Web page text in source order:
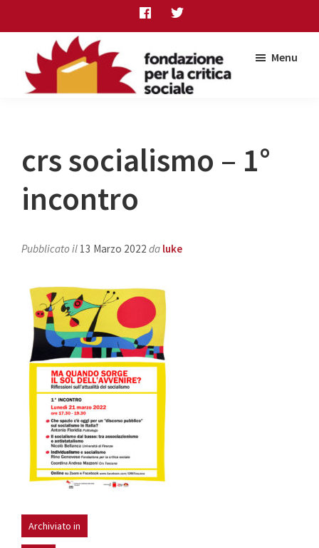
to
content
to
primary
sidebar
to
sociale
Menu
crs socialismo – 1°
incontro
Pubblicato il 13 Marzo 2022 da luke
Archiviato in